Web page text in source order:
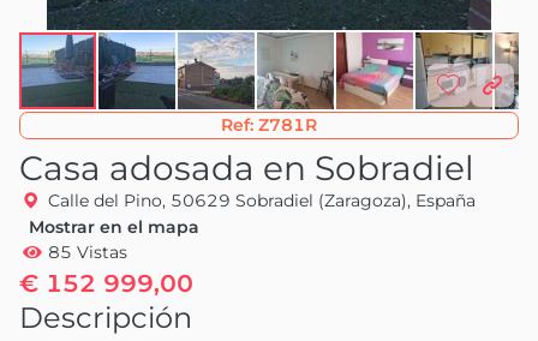
Ref: Z781R
Casa adosada en Sobradiel
Calle del Pino, 50629 Sobradiel (Zaragoza), España
Mostrar en el mapa
85 Vistas
€ 152 999,00
Descripción